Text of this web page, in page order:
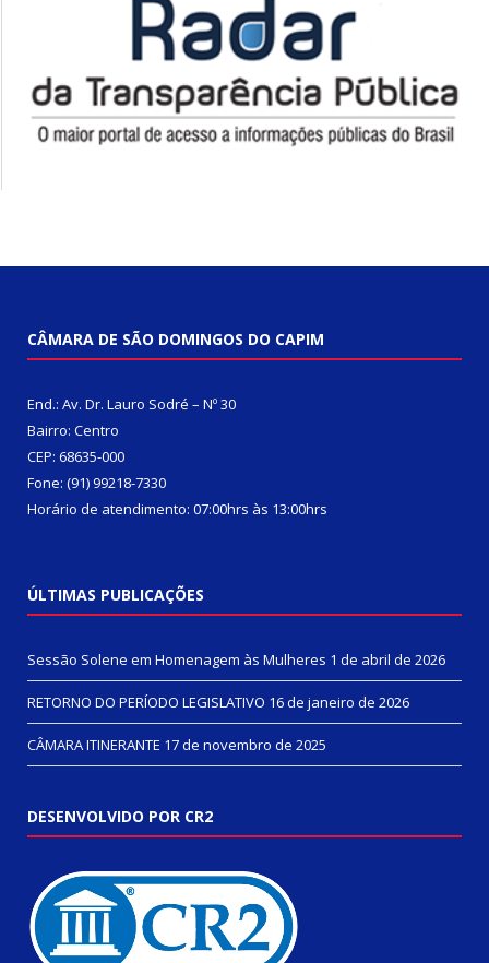
CÂMARA DE SÃO DOMINGOS DO CAPIM
End.: Av. Dr. Lauro Sodré – Nº 30
Bairro: Centro
CEP: 68635-000
Fone: (91) 99218-7330
Horário de atendimento: 07:00hrs às 13:00hrs
ÚLTIMAS PUBLICAÇÕES
Sessão Solene em Homenagem às Mulheres 1 de abril de 2026
RETORNO DO PERÍODO LEGISLATIVO 16 de janeiro de 2026
CÂMARA ITINERANTE 17 de novembro de 2025
DESENVOLVIDO POR CR2